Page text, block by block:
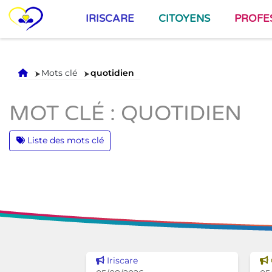
IRISCARE CITOYENS
AccueilMots clé quotidien
MOT CLÉ : QUOTIDIEN
Liste des mots clé
Voir cette news
Iriscare